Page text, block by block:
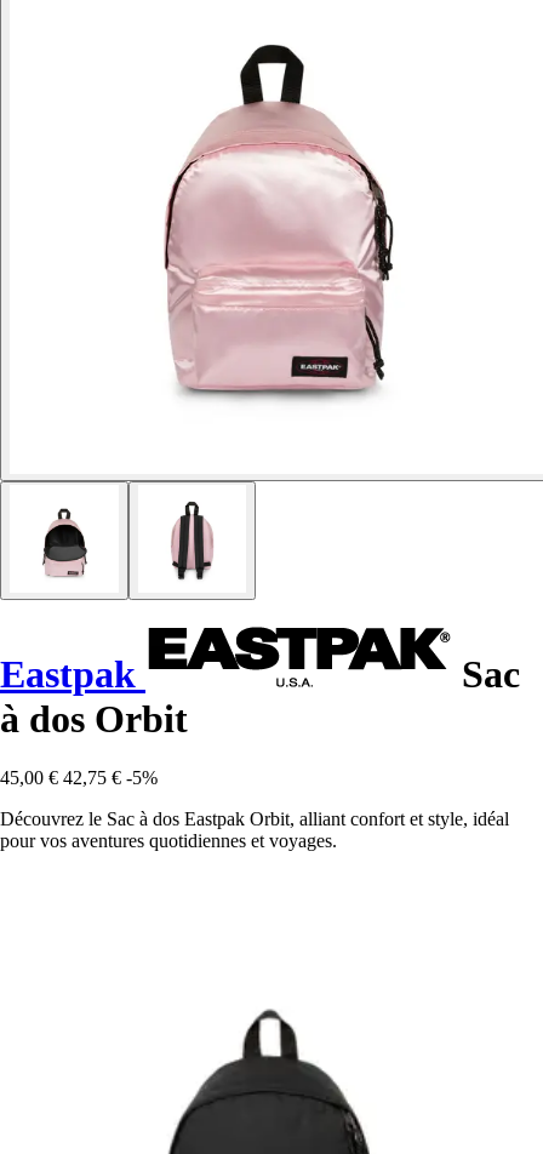
Eastpak
Sac
à dos Orbit
45,00 € 42,75 € -5%
Découvrez le Sac à dos Eastpak Orbit, alliant confort et style, idéal
pour vos aventures quotidiennes et voyages.